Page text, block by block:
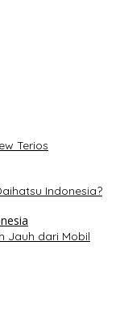
Terios
Indonesia?
Jauh dari Mobil